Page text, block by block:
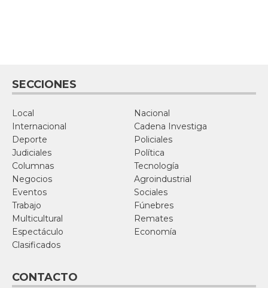
SECCIONES
Local
Nacional
Internacional
Cadena Investiga
Deporte
Policiales
Judiciales
Política
Columnas
Tecnología
Negocios
Agroindustrial
Eventos
Sociales
Trabajo
Fúnebres
Multicultural
Remates
Espectáculo
Economía
Clasificados
CONTACTO